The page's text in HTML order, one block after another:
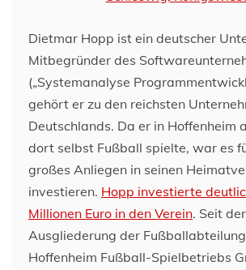
Dietmar Hopp ist ein deutscher
Mitbegründer des
(„Systemanalyse
gehört er zu den reichsten
Deutschlands. Da er in Hoffenheim
dort selbst Fußball spielte, war es
großes Anliegen in seinen
investieren. Hopp investierte
Millionen Euro in den Verein. Seit der
Ausgliederung der Fußballabteilung
Hoffenheim Fußball-Spielbetriebs